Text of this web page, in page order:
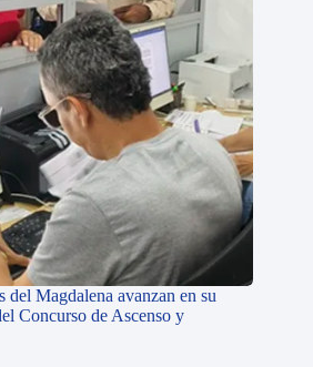
del Magdalena avanzan en su
Concurso de Ascenso y